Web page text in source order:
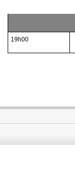
19h00